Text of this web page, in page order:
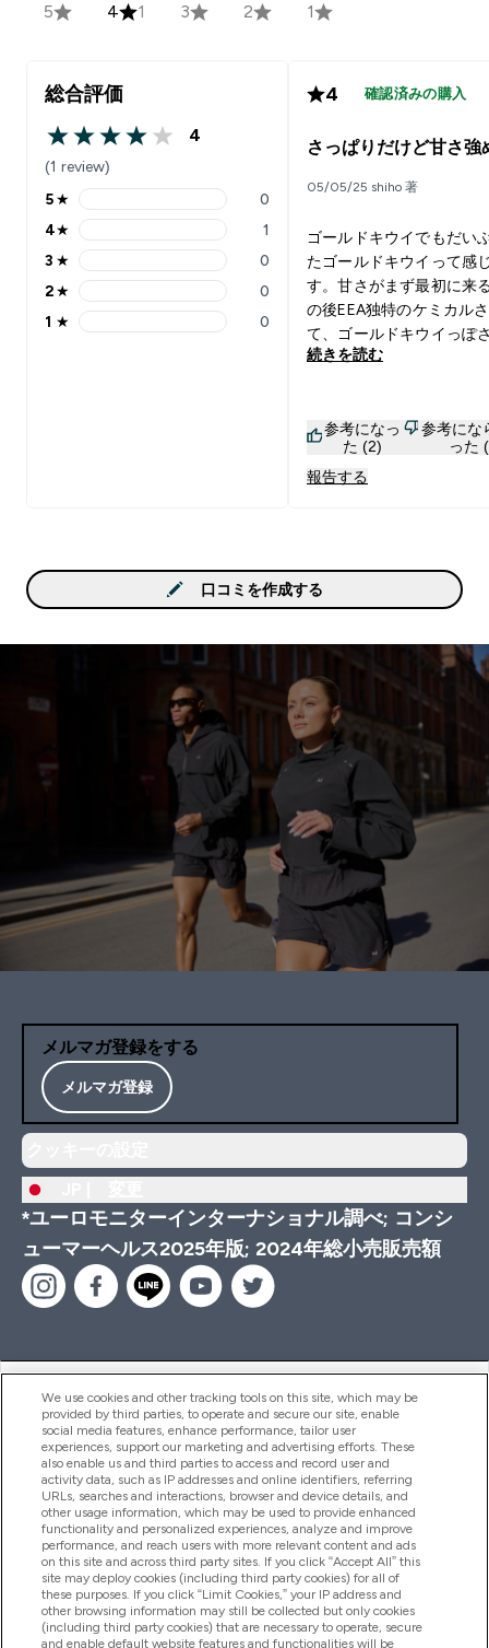
5 4 1 3 2 1
総合評価
4 out of 5 stars
4
(1 review)
5 stars rating 0 reviews
5★ 0
4 stars rating 1 reviews
4★ 1
3 stars rating 0 reviews
3 ★ 0
2 stars rating 0 reviews
2★ 0
1 stars rating 0 reviews
1 ★ 0
4 確認済みの購入
さっぱりだけど甘さ強
05/05/25 shiho 著
ゴールドキウイでもだい
たゴールドキウイって感
す。甘さがまず最初に来
の後EEA独特のケミカル
て、ゴールドキウイっぽ
るけど…ゴールドキウイ
しいので、次からはレモ
加して飲むかな。
続きを読む
参考になっ
た (2)
参考にな
った
報告する
口コミを作成する
メルマガ登録をする
メルマガ登録
*ユーロモニターインターナショナル調べ; コンシ
ューマーヘルス2025年版; 2024年総小売販売額
ヘルプ＆ガイド
商品について
会社概要
特典＆ポイント
We use cookies and other tracking tools on this site, which may be
provided by third parties, to operate and secure our site, enable
social media features, enhance performance, tailor user
experiences, support our marketing and advertising efforts. These
also enable us and third parties to access and record user and
activity data, such as IP addresses and online identifiers, referring
URLs, searches and interactions, browser and device details, and
other usage information, which may be used to provide enhanced
functionality and personalized experiences, analyze and improve
performance, and reach users with more relevant content and ads
on this site and across third party sites. If you click “Accept All” this
site may deploy cookies (including third party cookies) for all of
these purposes. If you click “Limit Cookies,” your IP address and
other browsing information may still be collected but only cookies
(including third party cookies) that are necessary to operate, secure
and enable default website features and functionalities will be